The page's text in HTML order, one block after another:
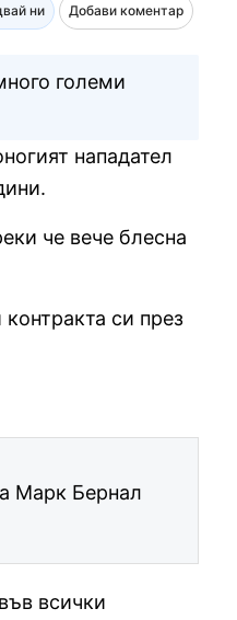
ни Добави коментар
големи
нападател
че вече блесна
си през
Марк Бернал
всички